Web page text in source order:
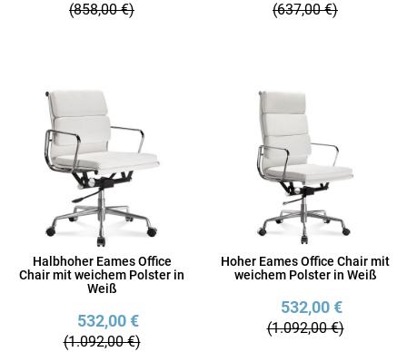
(858,00 €) (637,00 €)
Halbhoher Eames Office
Chair mit weichem Polster in
Weiß
532,00 €
(1.092,00 €)
Hoher Eames Office Chair mit
weichem Polster in Weiß
532,00 €
(1.092,00 €)